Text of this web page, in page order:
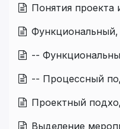
Понятия проекта
Выделение